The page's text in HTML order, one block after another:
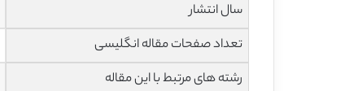
سال انتشار
تعداد صفحات مقاله انگلیسی
رشته های مرتبط با این مقاله